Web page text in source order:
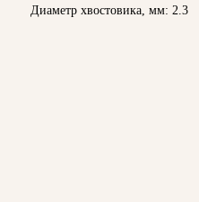
Диаметр хвостовика, мм: 2.3